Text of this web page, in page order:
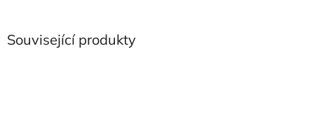
Související produkty